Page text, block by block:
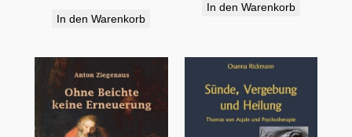
In den Warenkorb
In den Warenkorb